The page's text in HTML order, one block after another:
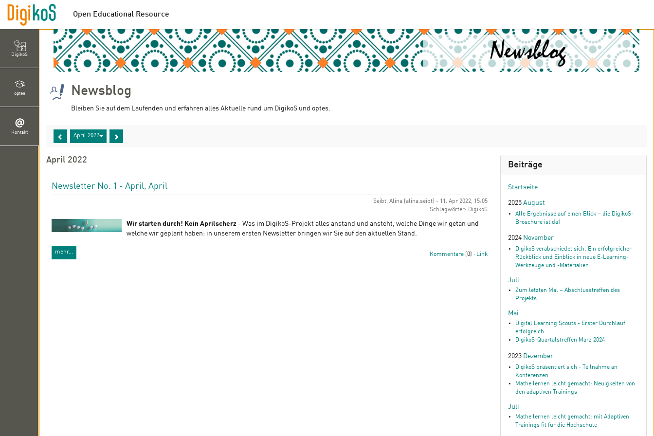
Open Educational Resource
DigikoS
optes
Kontakt
Newsblog
Bleiben Sie auf dem Laufenden und erfahren alles Aktuelle rund um DigikoS und optes.
April 2022
April 2022
Newsletter No. 1 - April, April
Seibt, Alina [alina.seibt] - 11. Apr 2022, 15:05
Schlagwörter: DigikoS
Wir starten durch! Kein Aprilscherz - Was im DigikoS-Projekt alles anstand und ansteht, welche Dinge wir getan und
welche wir geplant haben: in unserem ersten Newsletter bringen wir Sie auf den aktuellen Stand.
mehr… Kommentare (0) · Link
Beiträge
Startseite
2025 August
Alle Ergebnisse auf einen Blick – die DigikoS-
Broschüre ist da!
2024 November
DigikoS verabschiedet sich: Ein erfolgreicher
Rückblick und Einblick in neue E-Learning-
Werkzeuge und -Materialien
Juli
Zum letzten Mal – Abschlusstreffen des
Projekts
Mai
Digital Learning Scouts - Erster Durchlauf
erfolgreich
DigikoS-Quartalstreffen März 2024
2023 Dezember
DigikoS präsentiert sich - Teilnahme an
Konferenzen
Mathe lernen leicht gemacht: Neuigkeiten von
den adaptiven Trainings
Juli
Mathe lernen leicht gemacht: mit Adaptiven
Trainings fit für die Hochschule